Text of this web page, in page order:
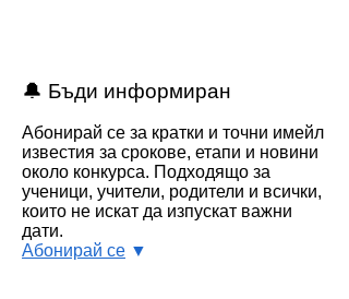
🔔 Бъди информиран
Абонирай се за кратки и точни имейл
известия за срокове, етапи и новини
около конкурса. Подходящо за
ученици, учители, родители и всички,
които не искат да изпускат важни
дати.
Абонирай се ▼